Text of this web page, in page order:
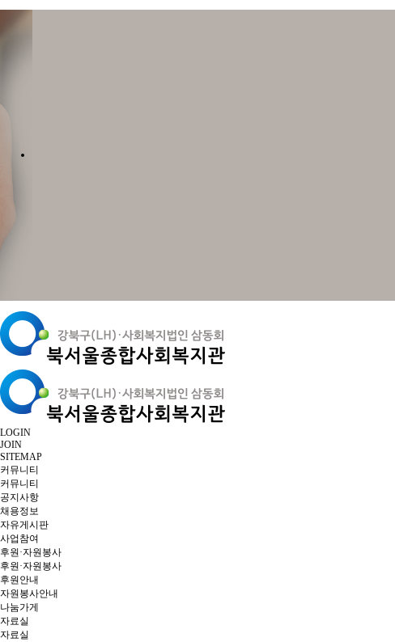
LOGIN
JOIN
SITEMAP
커뮤니티
커뮤니티
공지사항
채용정보
자유게시판
사업참여
후원·자원봉사
후원·자원봉사
후원안내
자원봉사안내
나눔가게
자료실
자료실